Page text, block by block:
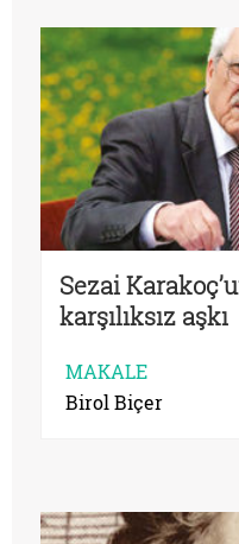
Sezai
karşılıksız aşkı
MAKALE
Birol Biçer